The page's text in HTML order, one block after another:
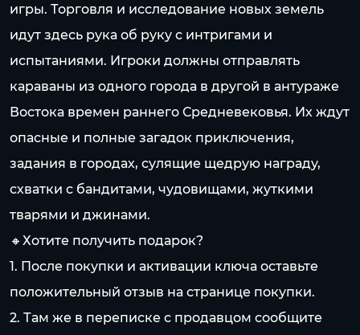
игры. Торговля и исследование новых земель
идут здесь рука об руку с интригами и
испытаниями. Игроки должны отправлять
караваны из одного города в другой в антураже
Востока времен раннего Средневековья. Их ждут
опасные и полные загадок приключения,
задания в городах, сулящие щедрую награду,
схватки с бандитами, чудовищами, жуткими
тварями и джинами.
🔸Хотите получить подарок?
1. После покупки и активации ключа оставьте
положительный отзыв на странице покупки.
2. Там же в переписке с продавцом сообщите